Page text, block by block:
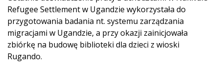
Refugee Settlement w Ugandzie wykorzystała do
przygotowania badania nt. systemu zarządzania
migracjami w Ugandzie, a przy okazji zainicjowała
zbiórkę na budowę biblioteki dla dzieci z wioski
Rugando.